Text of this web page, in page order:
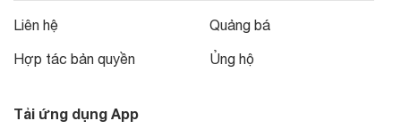
Liên hệ
Hợp tác bản quyền
Quảng bá
Ủng hộ
Tải ứng dụng App